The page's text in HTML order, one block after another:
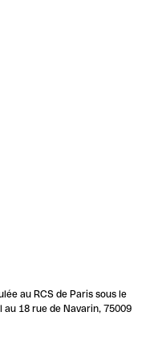
au RCS de Paris sous le
au 18 rue de Navarin, 75009